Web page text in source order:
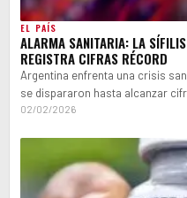
EL PAÍS
ALARMA SANITARIA: LA
REGISTRA CIFRAS RÉCORD
Argentina enfrenta una crisis
se dispararon hasta alcanzar
02/02/2026